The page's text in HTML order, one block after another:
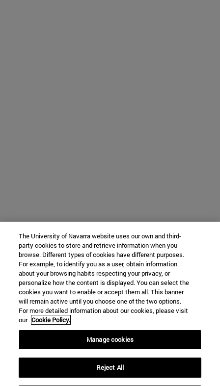
The University of Navarra website uses our own and third-
party cookies to store and retrieve information when you
browse. Different types of cookies have different purposes.
For example, to identify you as a user, obtain information
about your browsing habits respecting your privacy, or
personalize how the content is displayed. You can select the
cookies you want to enable or accept them all. This banner
will remain active until you choose one of the two options.
For more detailed information about our cookies, please visit
our Cookie Policy.
Manage cookies
Reject All